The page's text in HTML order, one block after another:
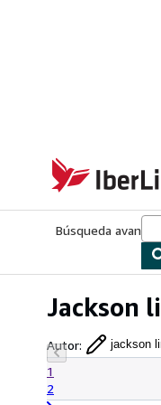
IberLibro.com
Búsqueda avanzada
Jackson
Autor: jackson
1
2